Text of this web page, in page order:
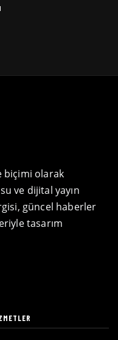
biçimi olarak
ve dijital yayın
güncel haberler
tasarım